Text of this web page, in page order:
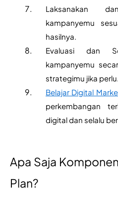
Laksanakan
kampanyemu
hasilnya.
Evaluasi dan
kampanyemu
strategimu jika perlu.
Belajar Digital
perkembangan
digital dan selalu
Apa Saja
Plan?